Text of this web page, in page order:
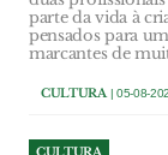
parte da vida à
pensados para
marcantes de
CULTURA| 05-08-